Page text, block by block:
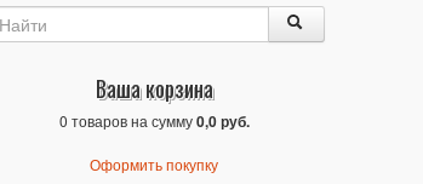
Ваша корзина
0 товаров на сумму0,0 руб.
Оформить покупку